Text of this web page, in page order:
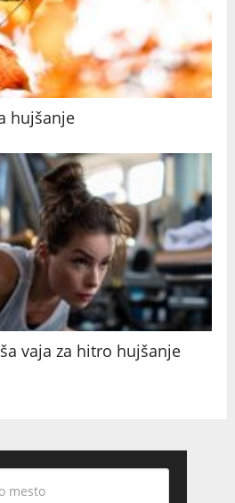
hujšanje
vaja za hitro hujšanje